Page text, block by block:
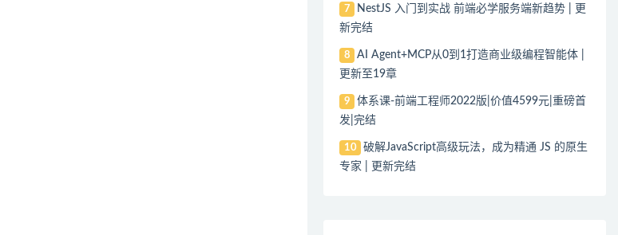
7
NestJS 入门到实战 前端必学服务端新趋势 | 更
新完结
8
AI Agent+MCP从0到1打造商业级编程智能体 |
更新至19章
9
体系课-前端工程师2022版|价值4599元|重磅首
发|完结
10
破解JavaScript高级玩法，成为精通 JS 的原生
专家 | 更新完结